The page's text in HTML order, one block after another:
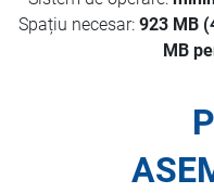
Spațiu necesar: 923 MB
MB